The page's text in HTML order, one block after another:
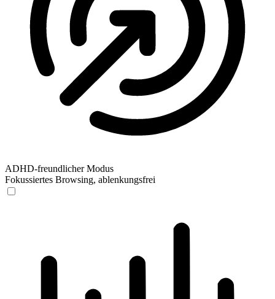
ADHD-freundlicher Modus
Fokussiertes Browsing, ablenkungsfrei